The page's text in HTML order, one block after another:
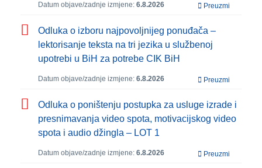
Datum objave/zadnje izmjene: 6.8.2026 Preuzmi
Odluka o izboru najpovoljnijeg ponuđača –
lektorisanje teksta na tri jezika u službenoj
upotrebi u BiH za potrebe CIK BiH
Datum objave/zadnje izmjene: 6.8.2026 Preuzmi
Odluka o poništenju postupka za usluge izrade i
presnimavanja video spota, motivacijskog video
spota i audio džingla – LOT 1
Datum objave/zadnje izmjene: 6.8.2026 Preuzmi